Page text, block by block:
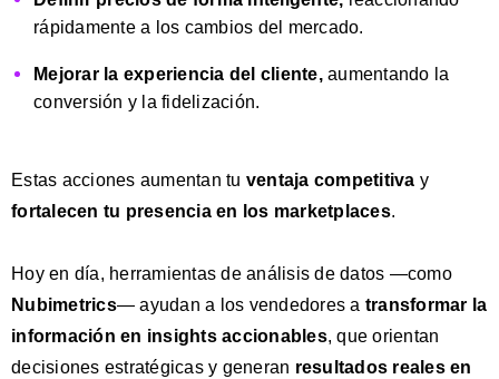
rápidamente a los cambios del mercado.
Mejorar la experiencia del cliente,aumentando la
conversión y la fidelización.
Estas acciones aumentan tu ventaja competitiva y
fortalecen tu presenciaen los marketplaces.
Hoy en día, herramientas de análisis de datos —como
Nubimetrics— ayudan a los vendedores a transformar la
información en insights accionables, que orientan
decisiones estratégicas y generan resultados reales en